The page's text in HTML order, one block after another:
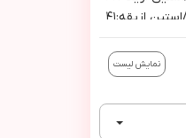
نمایش لیست